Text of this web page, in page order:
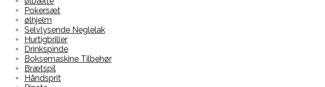
Pokersæt
ølhjelm
Selvlysende Neglelak
Hurtigbriller
Drinkspinde
Boksemaskine Tilbehør
Brætspil
Håndsprit